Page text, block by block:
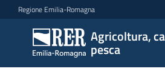
Vai al contenuto
Vai alla navigazione
Vai al footer
Regione Emilia-Romagna
Agricoltura,
pesca
Agricoltura,
caccia e
pesca